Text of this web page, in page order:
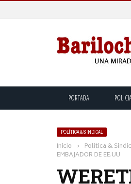
PORTADA
POLÍTICA & SINDICAL
Inicio › Política &
EMBAJADOR DE EE.UU